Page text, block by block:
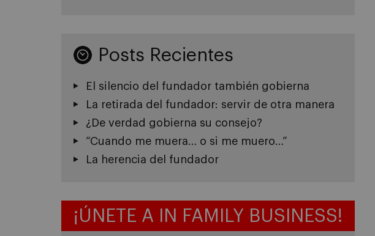
Posts Recientes
El silencio del fundador también gobierna
La retirada del fundador: servir de otra manera
¿De verdad gobierna su consejo?
“Cuando me muera… o si me muero…”
La herencia del fundador
¡ÚNETE A IN FAMILY BUSINESS!